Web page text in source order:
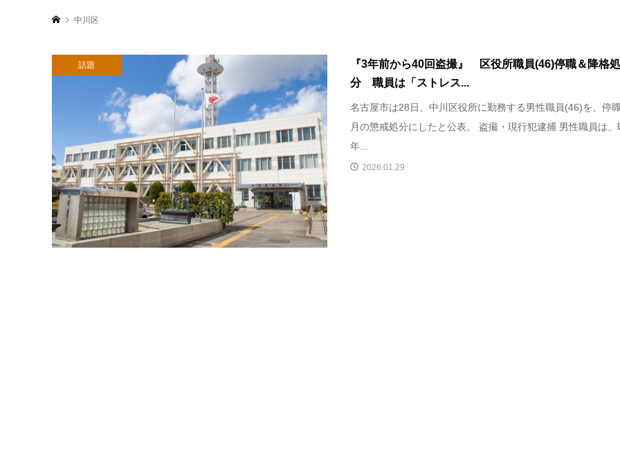
中川区
話題
『3年前から40回盗撮』 区役所職員(46)停職＆降格
分 職員は「ストレス...
名古屋市は28日、中川区役所に勤務する男性職員(46)を、停
月の懲戒処分にしたと公表。 盗撮・現行犯逮捕 男性職員は、
年...
2026.01.29